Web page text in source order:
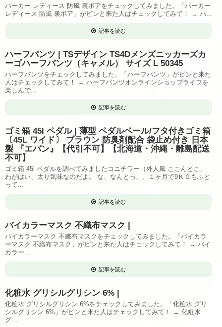
パーカー レディース 防風 裏ボアをチェックしてみました。「パーカー
レディース 防風 裏ボア」がピンと来た人はチェックしてみて！ → パ...
記事を読む
ハーフパンツ | TSデザイン TS4Dメンズニッカーズカ
ーゴハーフパンツ（キャメル） サイズ L 50345
ハーフパンツをチェックしてみました。「ハーフパンツ」がピンと来た
人はチェックしてみて！ → ハーフパンツオンラインショップライフを
楽しんで...
記事を読む
ゴミ箱 45l ペダル | 薄型 ペダルペール/フタ付きゴミ箱
〔45L ワイド〕 ブラウン 防臭剤配合 袋止め付き 日本
製 『エバン』【代引不可】【北海道・沖縄・離島配送
不可】
ゴミ箱 45l ペダルを調べてみましたコニチワー（外人風 ここんとこ、
わがはい、太り気味なのだよ。 な、なんとっ、、１ヶ月で9ＫＧもふと
って...
記事を読む
バイカラーマスク 不織布マスク |
バイカラーマスク 不織布マスクをチェックしてみました。「バイカラ
ーマスク 不織布マスク」がピンと来た人はチェックしてみて！ → バイ
カラー...
記事を読む
化粧水 グリシルグリシン 6% |
化粧水 グリシルグリシン 6%をチェックしてみました。「化粧水 グリ
シルグリシン 6%」がピンと来た人はチェックしてみて！ → 化粧水
グ...